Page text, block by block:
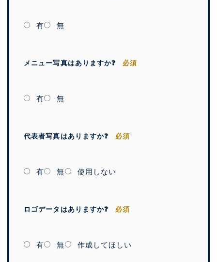
有 無
メニュー写真はありますか❓ 必須
有 無
代表者写真はありますか❓ 必須
有 無 使用しない
ロゴデータはありますか❓ 必須
有 無 作成してほしい